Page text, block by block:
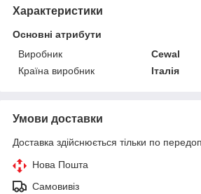
Характеристики
Основні атрибути
Виробник
Cewal
Країна виробник
Італія
Умови доставки
Доставка здійснюється тільки по
Нова Пошта
Самовивіз